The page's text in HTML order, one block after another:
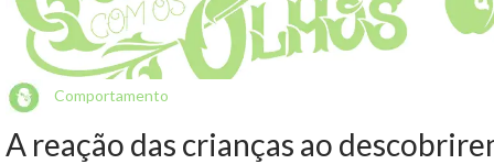
Comportamento
A reação das crianças ao